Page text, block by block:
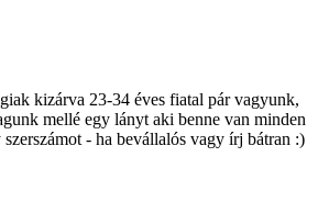
kizárva 23-34 éves fiatal pár vagyunk,
mellé egy lányt aki benne van minden
szerszámot - ha bevállalós vagy írj bátran :)